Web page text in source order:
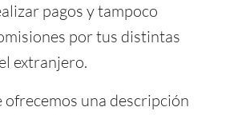
pagos y tampoco
por tus distintas
extranjero.
una descripción